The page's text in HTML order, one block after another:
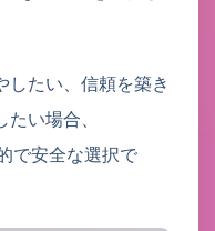
したい、信頼を築き
い場合、
で安全な選択で